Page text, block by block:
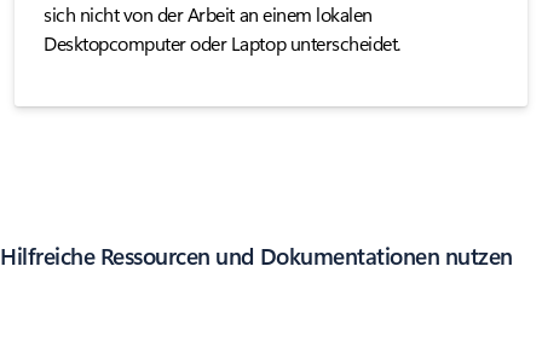
sich nicht von der Arbeit an einem lokalen
Desktopcomputer oder Laptop unterscheidet.
Hilfreiche Ressourcen und Dokumentationen nutzen